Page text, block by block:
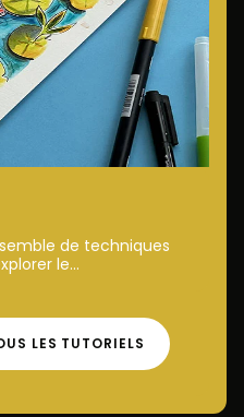
de techniques
le...
LES TUTORIELS